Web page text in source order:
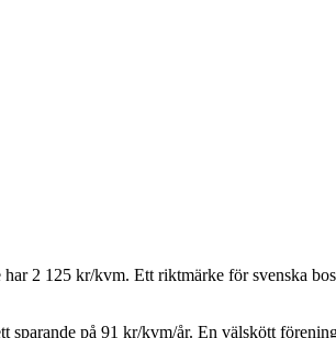
har 2 125 kr/kvm. Ett riktmärke för svenska
sparande på 91 kr/kvm/år. En välskött